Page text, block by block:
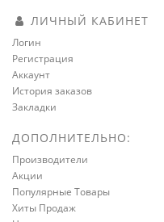
ЛИЧНЫЙ КАБИНЕТ
Логин
Регистрация
Аккаунт
История заказов
Закладки
ДОПОЛНИТЕЛЬНО:
Производители
Акции
Популярные Товары
Хиты Продаж